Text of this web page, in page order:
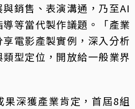
銷售、表演溝通，乃至AI
等當代製作議題。「產業
電影產製實例，深入分析
型定位，開放給一般業界
果深獲產業肯定，首屆8組